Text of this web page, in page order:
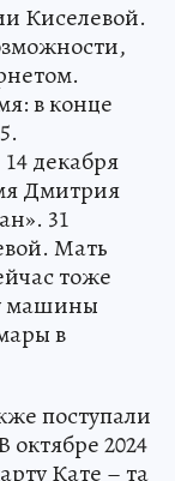
Киселевой.
в конце
декабря
Дмитрия
31
Мать
тоже
машины
в
поступали
2024
Кате – та